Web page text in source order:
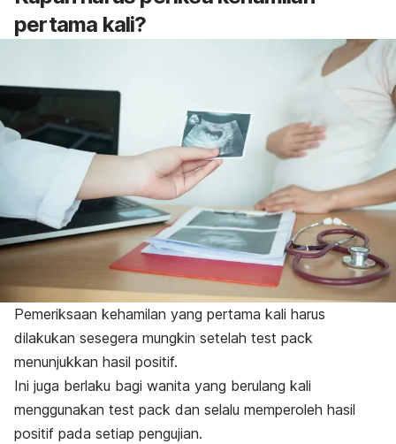
pertama kali?
Pemeriksaan kehamilan yang pertama kali harus
dilakukan sesegera mungkin setelah test pack
menunjukkan hasil positif.
Ini juga berlaku bagi wanita yang berulang kali
menggunakan test pack dan selalu memperoleh hasil
positif pada setiap pengujian.